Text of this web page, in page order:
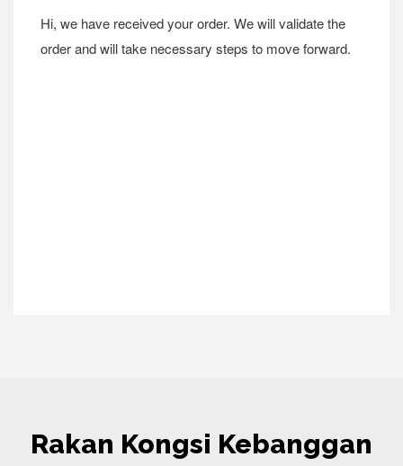
Hi, we have received your order. We will validate the
order and will take necessary steps to move forward.
Rakan Kongsi Kebanggan